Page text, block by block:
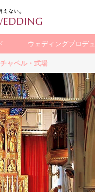
ウェディングプロデ
ト チャペルフォト ア
ャペル・式場